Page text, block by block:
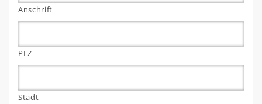
Anschrift
PLZ
Stadt